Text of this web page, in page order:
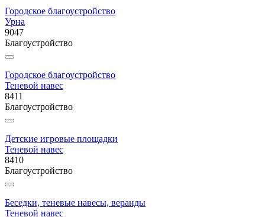
Городское благоустройство
Урна
9047
Благоустройство
Городское благоустройство
Теневой навес
8411
Благоустройство
Детские игровые площадки
Теневой навес
8410
Благоустройство
Беседки, теневые навесы, веранды
Теневой навес